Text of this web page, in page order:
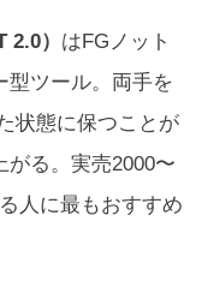
） はFGノット
型ツール。両手を
状態に保つことが
がる。実売2000〜
人に最もおすすめ